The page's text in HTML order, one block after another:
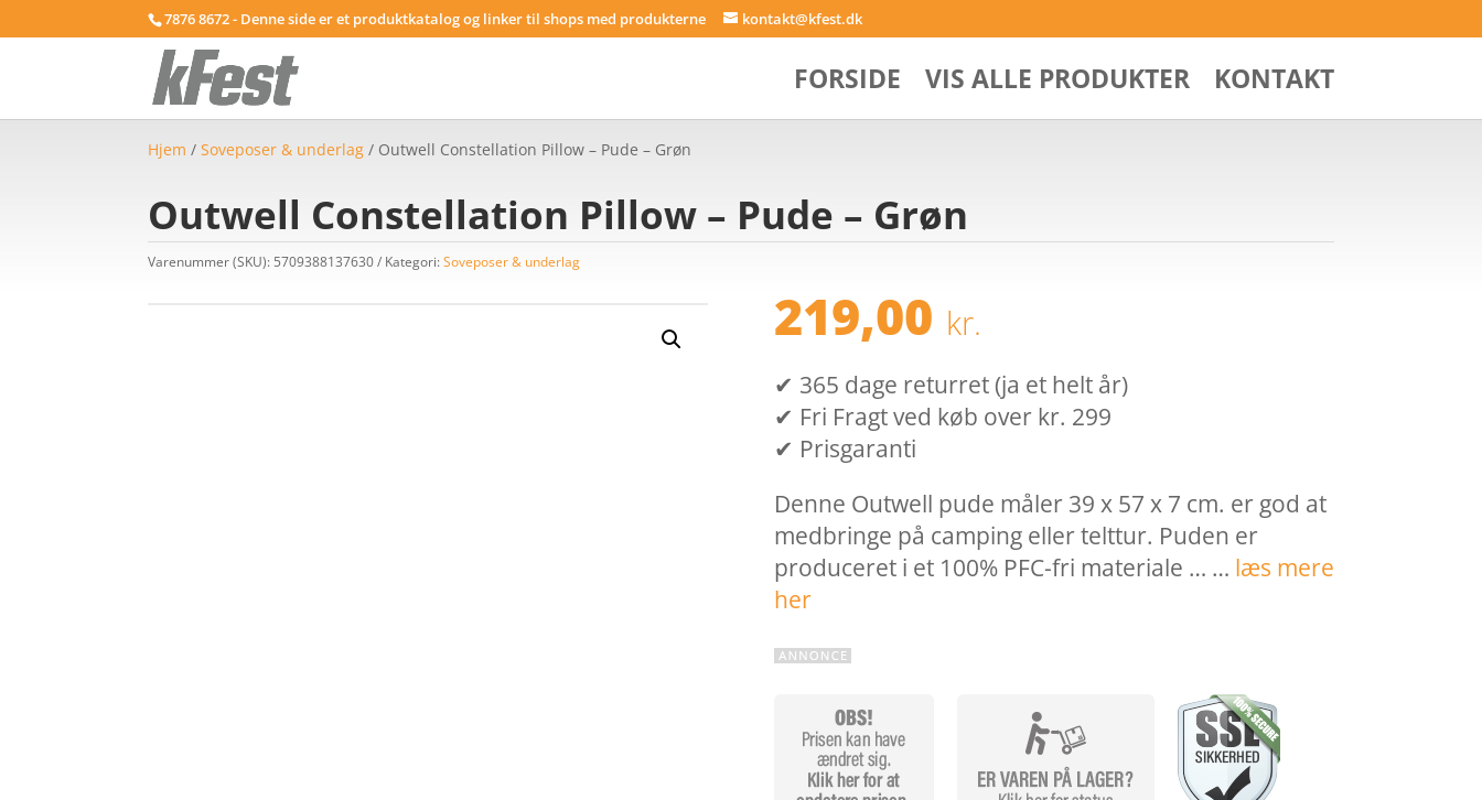
7876 8672 - Denne side er et produktkatalog og linker til shops med produkterne kontakt@kfest.dk
FORSIDE VIS ALLE PRODUKTER KONTAKT
Hjem /Soveposer & underlag / Outwell Constellation Pillow – Pude – Grøn
Outwell Constellation Pillow – Pude – Grøn
Varenummer (SKU): 5709388137630 Kategori:Soveposer & underlag
219,00 kr.
✔ 365 dage returret (ja et helt år)
✔ Fri Fragt ved køb over kr. 299
✔ Prisgaranti
Denne Outwell pude måler 39 x 57 x 7 cm. er god at
medbringe på camping eller telttur. Puden er
produceret i et 100% PFC-fri materiale … … læs mere
her